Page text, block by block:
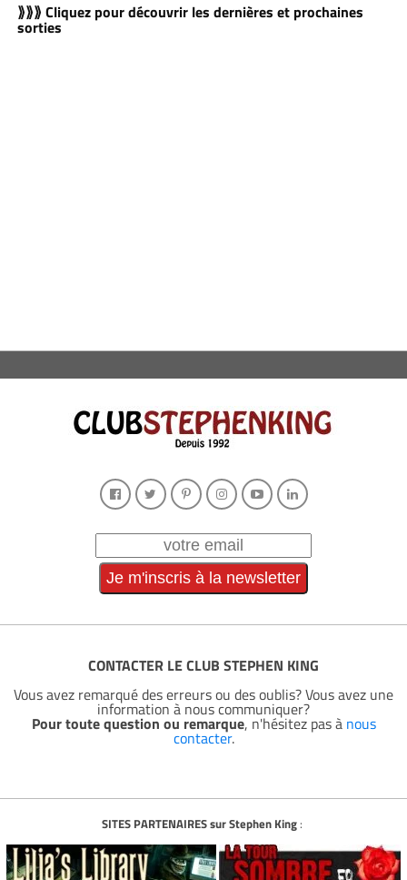
⟫⟫⟫ Cliquez pour découvrir les dernières et prochaines
sorties
CONTACTER LE CLUB STEPHEN KING
Vous avez remarqué des erreurs ou des oublis? Vous avez une
information à nous communiquer?
Pour toute question ou remarque, n'hésitez pas à nous
contacter.
SITES PARTENAIRES sur Stephen King: